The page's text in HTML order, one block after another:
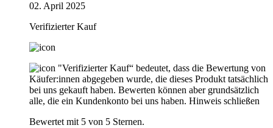
02. April 2025
Verifizierter Kauf
"Verifizierter Kauf“ bedeutet, dass die Bewertung von
Käufer:innen abgegeben wurde, die dieses Produkt tatsächlich
bei uns gekauft haben. Bewerten können aber grundsätzlich
alle, die ein Kundenkonto bei uns haben. Hinweis schließen
Bewertet mit 5 von 5 Sternen.